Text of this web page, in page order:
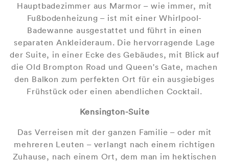
Hauptbadezimmer aus Marmor – wie immer, mit
Fußbodenheizung – ist mit einer Whirlpool-
Badewanne ausgestattet und führt in einen
separaten Ankleideraum. Die hervorragende Lage
der Suite, in einer Ecke des Gebäudes, mit Blick auf
die Old Brompton Road und Queen's Gate, machen
den Balkon zum perfekten Ort für ein ausgiebiges
Frühstück oder einen abendlichen Cocktail.
Kensington-Suite
Das Verreisen mit der ganzen Familie – oder mit
mehreren Leuten – verlangt nach einem richtigen
Zuhause, nach einem Ort, dem man im hektischen